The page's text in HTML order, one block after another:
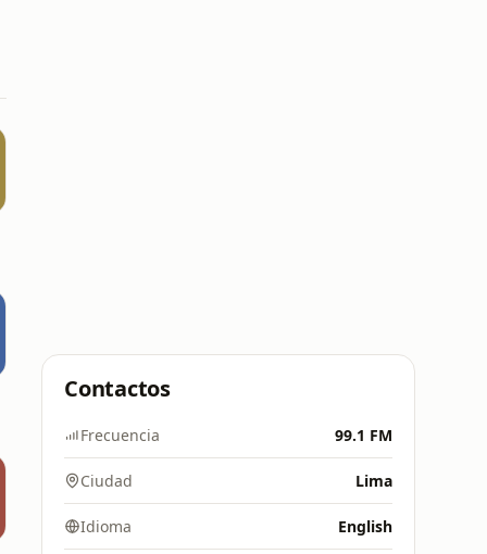
Contactos
Frecuencia 99.1 FM
Ciudad Lima
Idioma English